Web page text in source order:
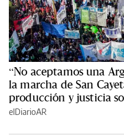
“No aceptamos una
la marcha de San
producción y justicia
elDiarioAR